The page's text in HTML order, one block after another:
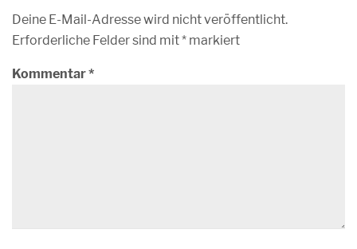
Deine E-Mail-Adresse wird nicht veröffentlicht.
Erforderliche Felder sind mit* markiert
Kommentar*